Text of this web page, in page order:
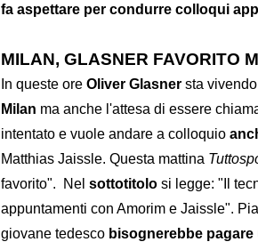
fa aspettare per condurre colloqui
MILAN, GLASNER FAVORITO
In queste ore Oliver Glasner sta
Milan ma anche l'attesa di essere
intentato e vuole andare a colloquio
Matthias Jaissle. Questa mattina
favorito". Nel sottotitolo si legge: "Il
appuntamenti con Amorim e Jaissle".
giovane tedesco bisognerebbe